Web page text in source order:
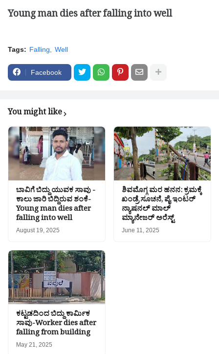
Young man dies after falling into well
Tags: Falling Well
Facebook
You might like
ಬಾವಿಗೆ ಬಿದ್ದು ಯುವಕ ಸಾವು -
ಕಾಲು ಜಾರಿ ಬಿದ್ದಿರುವ ಶಂಕೆ-
Young man dies after
falling into well
August 19, 2025
ಶಿವಮೊಗ್ಗ ಮರ ಹನನ: ಕ್ರಮಕ್ಕೆ
ಖಂಡ್ರೆ ಸೂಚನೆ, ಪೈ ಇಂಟರ್
ನ್ಯಾಷನಲ್ ಮಾಲ್
ಮ್ಯಾನೇಜರ್ ಅರೆಸ್ಟ್
June 11, 2025
ಕಟ್ಟಡದಿಂದ ಬಿದ್ದು ಕಾರ್ಮಿಕ
ಸಾವು-Worker dies after
falling from building
May 21, 2025